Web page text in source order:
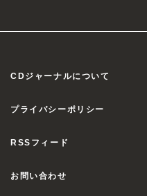
CDジャーナルについて
プライバシーポリシー
RSSフィード
お問い合わせ